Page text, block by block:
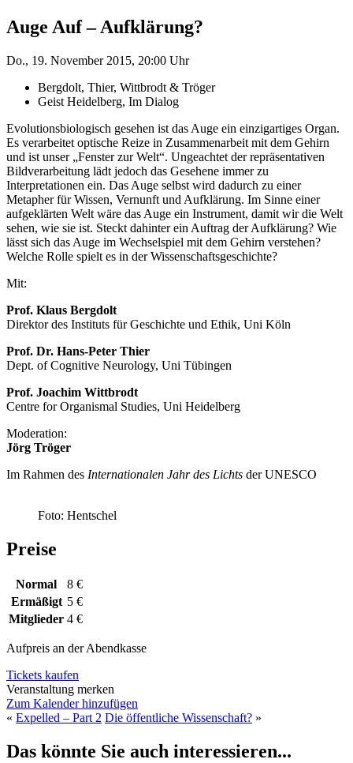
Auge Auf – Aufklärung?
Do., 19. November 2015, 20:00 Uhr
Bergdolt, Thier, Wittbrodt & Tröger
Geist Heidelberg, Im Dialog
Evolutionsbiologisch gesehen ist das Auge ein einzigartiges Organ.
Es verarbeitet optische Reize in Zusammenarbeit mit dem Gehirn
und ist unser „Fenster zur Welt“. Ungeachtet der repräsentativen
Bildverarbeitung lädt jedoch das Gesehene immer zu
Interpretationen ein. Das Auge selbst wird dadurch zu einer
Metapher für Wissen, Vernunft und Aufklärung. Im Sinne einer
aufgeklärten Welt wäre das Auge ein Instrument, damit wir die Welt
sehen, wie sie ist. Steckt dahinter ein Auftrag der Aufklärung? Wie
lässt sich das Auge im Wechselspiel mit dem Gehirn verstehen?
Welche Rolle spielt es in der Wissenschaftsgeschichte?
Mit:
Prof. Klaus Bergdolt
Direktor des Instituts für Geschichte und Ethik, Uni Köln
Prof. Dr. Hans-Peter Thier
Dept. of Cognitive Neurology, Uni Tübingen
Prof. Joachim Wittbrodt
Centre for Organismal Studies, Uni Heidelberg
Moderation:
Jörg Tröger
Im Rahmen des Internationalen Jahr des Lichts der UNESCO
Foto: Hentschel
Preise
Normal
8 €
Ermäßigt 5 €
Mitglieder 4 €
Aufpreis an der Abendkasse
Tickets kaufen
Veranstaltung merken
Zum Kalender hinzufügen
« Expelled – Part 2 Die öffentliche Wissenschaft? »
Das könnte Sie auch interessieren...